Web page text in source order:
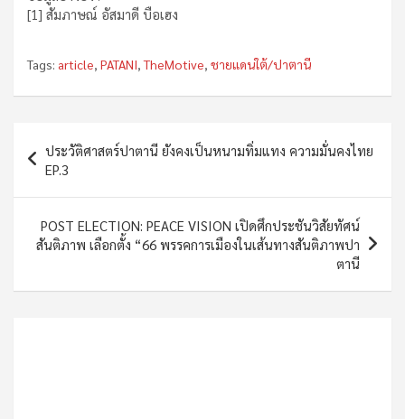
[1] สัมภาษณ์ อัสมาดี บือเฮง
Tags: article, PATANI,TheMotive, ชายแดนใต้/ปาตานี
Post
navigation
ประวัติศาสตร์ปาตานี ยังคงเป็นหนามทิ่มแทง ความมั่นคงไทย
EP.3
POST ELECTION: PEACE VISION เปิดศึกประชันวิสัยทัศน์
สันติภาพ เลือกตั้ง “66 พรรคการเมืองในเส้นทางสันติภาพปา
ตานี